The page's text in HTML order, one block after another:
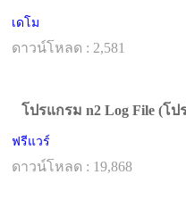
เดโม
ดาวน์โหลด : 2,581
โปรแกรม n2 Log File (โ
ฟรีแวร์
ดาวน์โหลด : 19,868